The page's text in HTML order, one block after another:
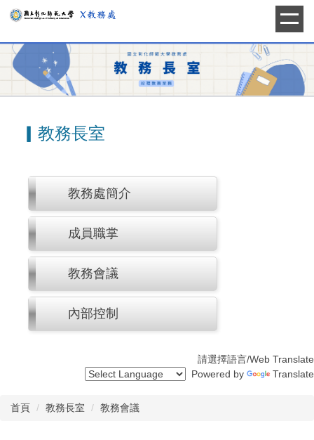
跳
到
要
內
區
▎教務長室
教務處簡介
成員職掌
教務會議
內部控制
請選擇語言/Web Translate
Powered by
Translate
首頁 教務長室 教務會議